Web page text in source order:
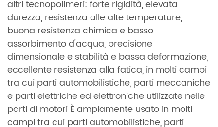
altri tecnopolimeri: forte rigidità, elevata
durezza, resistenza alle alte temperature,
buona resistenza chimica e basso
assorbimento d'acqua, precisione
dimensionale e stabilità e bassa deformazione,
eccellente resistenza alla fatica, in molti campi
tra cui parti automobilistiche, parti meccaniche
e parti elettriche ed elettroniche utilizzate nelle
parti di motori È ampiamente usato in molti
campi tra cui parti automobilistiche, parti